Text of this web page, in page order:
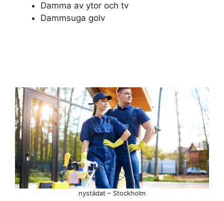
Damma av ytor och tv
Dammsuga golv
nystädat – Stockholm